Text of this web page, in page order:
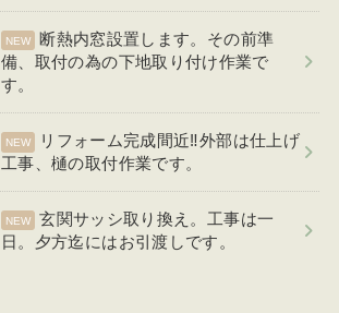
断熱内窓設置します。その前準
備、取付の為の下地取り付け作業で
す。
リフォーム完成間近‼外部は仕上げ
工事、樋の取付作業です。
玄関サッシ取り換え。工事は一
日。夕方迄にはお引渡しです。